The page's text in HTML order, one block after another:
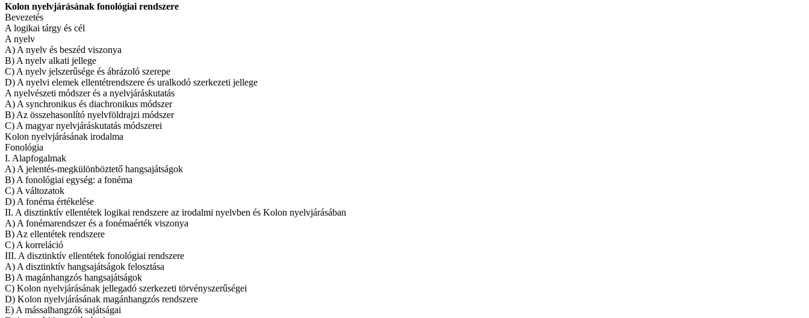
Kolon nyelvjárásának fonológiai rendszere
Bevezetés
A logikai tárgy és cél
A nyelv
A) A nyelv és beszéd viszonya
B) A nyelv alkati jellege
C) A nyelv jelszerűsége és ábrázoló szerepe
D) A nyelvi elemek ellentétrendszere és uralkodó szerkezeti jellege
A nyelvészeti módszer és a nyelvjáráskutatás
A) A synchronikus és diachronikus módszer
B) Az összehasonlító nyelvföldrajzi módszer
C) A magyar nyelvjáráskutatás módszerei
Kolon nyelvjárásának irodalma
Fonológia
I. Alapfogalmak
A) A jelentés-megkülönböztető hangsajátságok
B) A fonológiai egység: a fonéma
C) A változatok
D) A fonéma értékelése
II. A disztinktív ellentétek logikai rendszere az irodalmi nyelvben és Kolon nyelvjárásában
A) A fonémarendszer és a fonémaérték viszonya
B) Az ellentétek rendszere
C) A korreláció
III. A disztinktív ellentétek fonológiai rendszere
A) A disztinktív hangsajátságok felosztása
B) A magánhangzós hangsajátságok
C) Kolon nyelvjárásának jellegadó szerkezeti törvényszerűségei
D) Kolon nyelvjárásának magánhangzós rendszere
E) A mássalhangzók sajátságai